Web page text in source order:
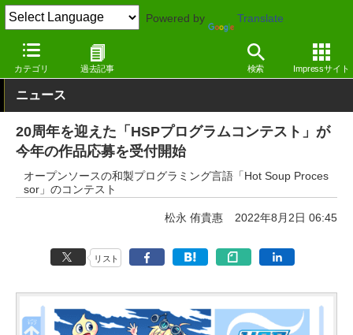
Powered by Translate
カテゴリ 過去記事 検索 Impressサイト
窓の杜 エンタメ ゲーム
ニュース
20周年を迎えた「HSPプログラムコンテスト」が
今年の作品応募を受付開始
オープンソースの和製プログラミング言語「Hot Soup Proces
sor」のコンテスト
松永 侑貴惠 2022年8月2日 06:45
リスト